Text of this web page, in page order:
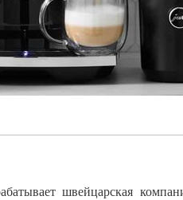
швейцарская